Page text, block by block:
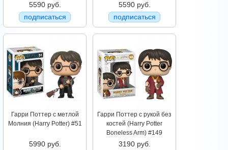
5590 руб.
подписаться
5590 руб.
подписаться
Гарри Поттер с метлой
Молния (Harry Potter) #51
5990 руб.
Гарри Поттер с рукой без
костей (Harry Potter
Boneless Arm) #149
3190 руб.